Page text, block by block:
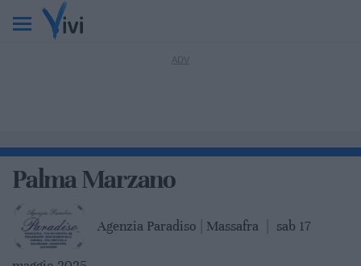
Palma Marzano
Agenzia Paradiso | Massafra sab 17